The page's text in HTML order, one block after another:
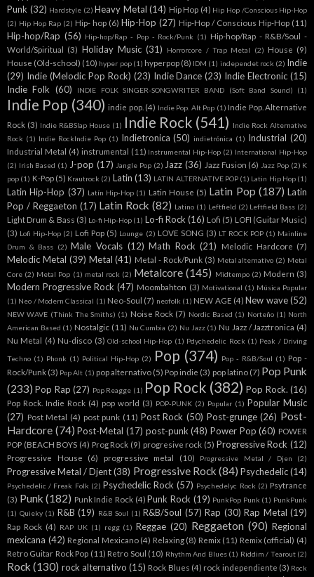
Punk (32) Hardstyle (2) Heavy Metal (14) Hip Hop (4) Hip Hop /Conscious Hip-Hop
(2) Hip Hop Rap (2) Hip- hop (6) Hip-Hop (27) Hip-Hop / Conscious Hip-Hop (11)
Hip-hop/Rap (56) Hip-hop/Rap - Pop - Rock/Punk (1) Hip-hop/Rap - R&B/Soul -
World/Spiritual (3) Holiday Music (31) Horrorcore / Trap Metal (2) House (9)
House (Old-school) (10) hyper pop (1) hyperpop (8) IDM (1) independet rock (2) Indie
(29) Indie (Melodic Pop Rock) (23) Indie Dance (23) Indie Electronic (15)
Indie Folk (60) INDIE FOLK SINGER-SONGWRITER BAND (Soft Band Sound) (1)
Indie Pop (340) indie pop. (4) Indie Pop. Alt Pop (1) Indie Pop. Alternative
Rock (3) Indie R&BSlap House (1) Indie Rock (541) Indie Rock Alternative
Rock (1) Indie RockIndie Pop (1) Indietronica (50) indietrónica (1) Industrial (20)
Industrial Metal (4) instrumental (11) Instrumental Hip-Hop (2) International Hip-Hop
(2) Irish Based (1) J-pop (17) Jangle Pop (2) Jazz (36) Jazz Fusion (6) Jazz Pop (2) K
pop (1) K-Pop (5) Krautrock (2) Latin (13) LATIN ALTERNATIVE POP (1) Latin Hip Hop (1)
Latin Hip-Hop (37) Latín Hip-Hop (1) Latin House (5) Latin Pop (187) Latin
Pop / Reggaeton (17) Latin Rock (82) Latino (1) Leftfield (2) Leftfield Bass (2)
Light Drum & Bass (3) Lo-fi Hip-Hop (1) Lo-fi Rock (16) Lofi (5) LOFI (Guitar Music)
(3) Lofi Hip-Hop (2) Lofi Pop (5) Lounge (2) LOVE SONG (3) LT ROCK POP (1) Mainline
Drum & Bass (2) Male Vocals (12) Math Rock (21) Melodic Hardcore (7)
Melodic Metal (39) Metal (41) Metal - Rock/Punk (3) Metal alternativo (2) Metal
Core (2) Metal Pop (1) metal rock (2) Metalcore (145) Midtempo (2) Modern (3)
Modern Progressive Rock (47) Moombahton (3) Motivational (1) Música Popular
(1) Neo / Modern Classical (1) Neo-Soul (7) neofolk (1) NEW AGE (4) New wave (52)
NEW WAVE (Think The Smiths) (1) Noise Rock (7) Nordic Based (1) Norteño (1) North
American Based (1) Nostalgic (11) Nu Cumbia (2) Nu Jazz (1) Nu Jazz / Jazztronica (4)
Nu Metal (4) Nu-disco (3) Old-school Hip-Hop (1) Pdychedelic Rock (1) Peak / Driving
Techno (1) Phonk (1) Political Hip-Hop (2) Pop (374) Pop - R&B/Soul (1) Pop -
Rock/Punk (3) Pop Alt (1) pop alternativo (5) Pop indie (3) pop latino (7) Pop Punk
(233) Pop Rap (27) Pop Reagge (1) Pop Rock (382) Pop Rock. (16)
Pop Rock. Indie Rock (4) pop world (3) POP-PUNK (2) Popular (1) Popular Music
(27) Post Metal (4) post punk (11) Post Rock (50) Post-grunge (26) Post-
Hardcore (74) Post-Metal (17) post-punk (48) Power Pop (60) POWER
POP (BEACH BOYS (4) Prog Rock (9) progresive rock (5) Progressive Rock (12)
Progressive House (6) progressive metal (10) Progressive Metal / Djen (2)
Progressive Metal / Djent (38) Progressive Rock (84) Psychedelic(14)
Psychedelic / Freak Folk (2) Psychedelic Rock (57) Psychedelyc Rock (2) Psytrance
(3) Punk (182) Punk Indie Rock (4) Punk Rock (19) PunkPop Punk (1) PunkPunk
(1) Quieky (1) R&B (19) R&B Soul (1) R&B/Soul (57) Rap (30) Rap Metal (19)
Rap Rock (4) RAP UK (1) regg (1) Reggae (20) Reggaeton (90) Regional
mexicana (42) Regional Mexicano (4) Relaxing (8) Remix (11) Remix (official) (4)
Retro Guitar Rock Pop (11) Retro Soul (10) Rhythm And Blues (1) Riddim / Tearout (2)
Rock (130) rock alternativo (15) Rock Blues (4) rock independiente (3) Rock